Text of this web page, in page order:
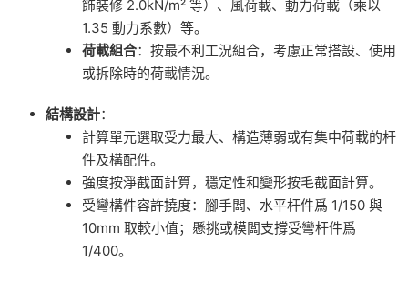
飾裝修 2.0kN/m² 等）、風荷載、動力荷載（乘以
1.35 動力系數）等。
荷載組合：按最不利工況組合，考慮正常搭設、使用
或拆除時的荷載情況。
結構設計：
計算單元選取受力最大、構造薄弱或有集中荷載的杆
件及構配件。
強度按淨截面計算，穩定性和變形按毛截面計算。
受彎構件容許撓度：腳手闆、水平杆件爲 1/150 與
10mm 取較小值；懸挑或模闆支撐受彎杆件爲
1/400。